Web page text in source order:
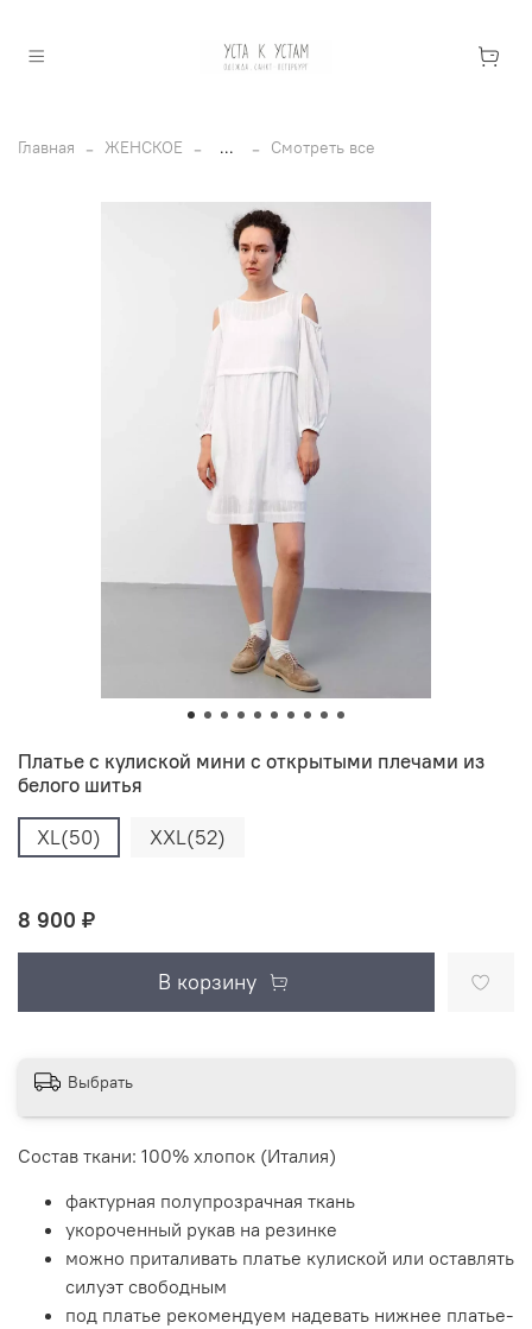
Главная ЖЕНСКОЕ ... Смотреть все
Платье с кулиской мини с открытыми плечами из
белого шитья
XL(50)
XXL(52)
8 900 ₽
В корзину
Выбрать
Состав ткани: 100% хлопок (Италия)
фактурная полупрозрачная ткань
укороченный рукав на резинке
можно приталивать платье кулиской или оставлять
силуэт свободным
под платье рекомендуем надевать нижнее платье-